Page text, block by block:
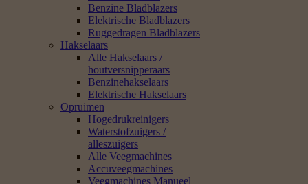
Benzine Bladblazers
Elektrische Bladblazers
Ruggedragen Bladblazers
Hakselaars
Alle Hakselaars /
houtversnipperaars
Benzinehakselaars
Elektrische Hakselaars
Opruimen
Hogedrukreinigers
Waterstofzuigers /
alleszuigers
Alle Veegmachines
Accuveegmachines
Veegmachines Manueel